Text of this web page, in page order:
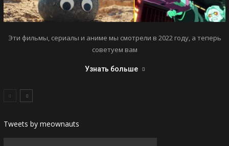
Эти фильмы, сериалы и аниме мы смотрели в 2022 году, а теперь
советуем вам
Узнать больше
Tweets by meownauts